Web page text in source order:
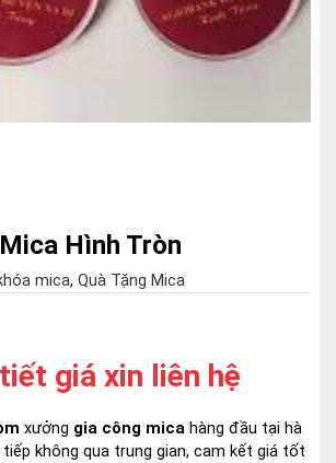
Hình Tròn
mica, Quà Tặng Mica
giá xin liên hệ
xưởng gia công mica hàng đầu tại hà
không qua trung gian, cam kết giá tốt